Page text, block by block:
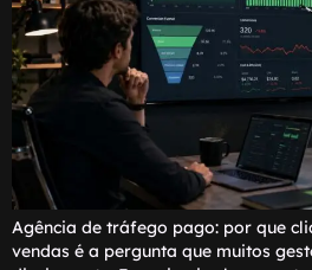
Agência de tráfego pago: por que
vendas é a pergunta que muitos